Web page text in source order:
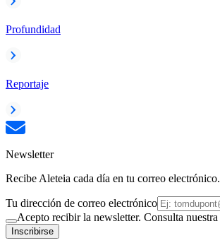
Profundidad
Reportaje
Newsletter
Recibe Aleteia cada día en tu correo electrónico.
Tu dirección de correo electrónico
Acepto recibir la newsletter. Consulta nuestra
Inscribirse